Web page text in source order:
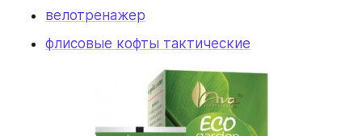
велотренажер
флисовые кофты тактические